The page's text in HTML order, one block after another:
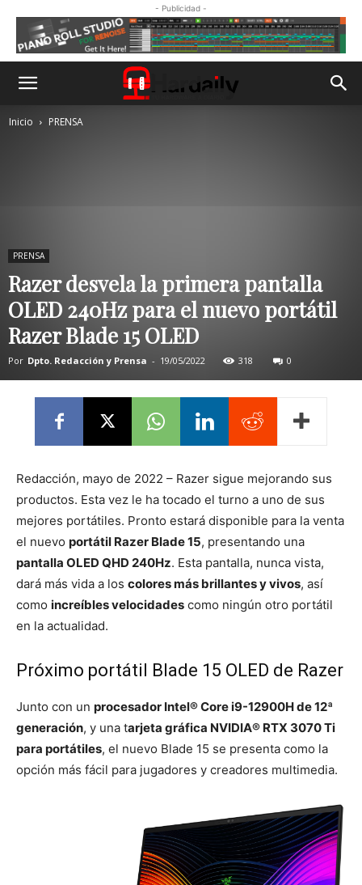
- Publicidad -
Inicio PRENSA
PRENSA
Razer desvela la primera pantalla
OLED 240Hz para el nuevo portátil
Razer Blade 15 OLED
Por Dpto. Redacción y Prensa - 19/05/2022 318 0
Redacción, mayo de 2022 – Razer sigue mejorando sus
productos. Esta vez le ha tocado el turno a uno de sus
mejores portátiles. Pronto estará disponible para la venta
el nuevo portátil Razer Blade 15, presentando una
pantalla OLED QHD 240Hz. Esta pantalla, nunca vista,
dará más vida a los colores más brillantes y vivos, así
como increíbles velocidades como ningún otro portátil
en la actualidad.
Próximo portátil Blade 15 OLED de Razer
Junto con un procesador Intel®️ Core i9-12900H de 12ª
generación, y una tarjeta gráfica NVIDIA®️ RTX 3070 Ti
para portátiles, el nuevo Blade 15 se presenta como la
opción más fácil para jugadores y creadores multimedia.